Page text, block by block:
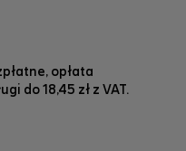
opłata
do 18,45 zł z VAT.